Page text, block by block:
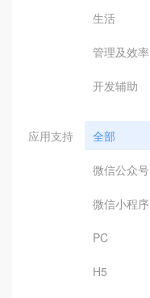
生活
管理及效率
开发辅助
应用支持 全部
微信公众号
微信小程序
PC
H5